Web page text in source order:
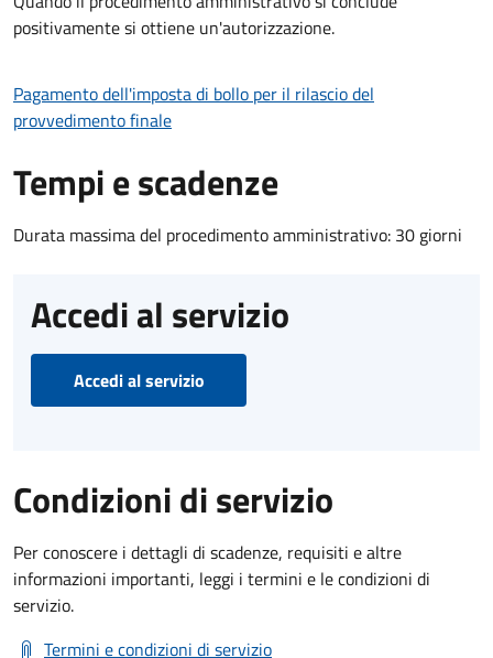
positivamente si ottiene un'autorizzazione.
Pagamento dell'imposta di bollo per il rilascio del
provvedimento finale
Tempi e scadenze
Durata massima del procedimento amministrativo: 30 giorni
Accedi al servizio
Accedi al servizio
Condizioni di servizio
Per conoscere i dettagli di scadenze, requisiti e altre
informazioni importanti, leggi i termini e le condizioni di
servizio.
Termini e condizioni di servizio